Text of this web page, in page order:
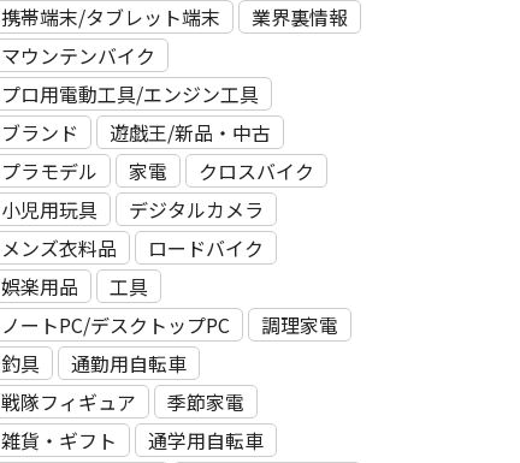
携帯端末/タブレット端末
業界裏情報
マウンテンバイク
プロ用電動⼯具/エンジン⼯具
ブランド
遊戯王/新品・中古
プラモデル
家電
クロスバイク
小児用玩具
デジタルカメラ
メンズ衣料品
ロードバイク
娯楽用品
工具
ノートPC/デスクトップPC
調理家電
釣具
通勤用自転車
戦隊フィギュア
季節家電
雑貨・ギフト
通学用自転車